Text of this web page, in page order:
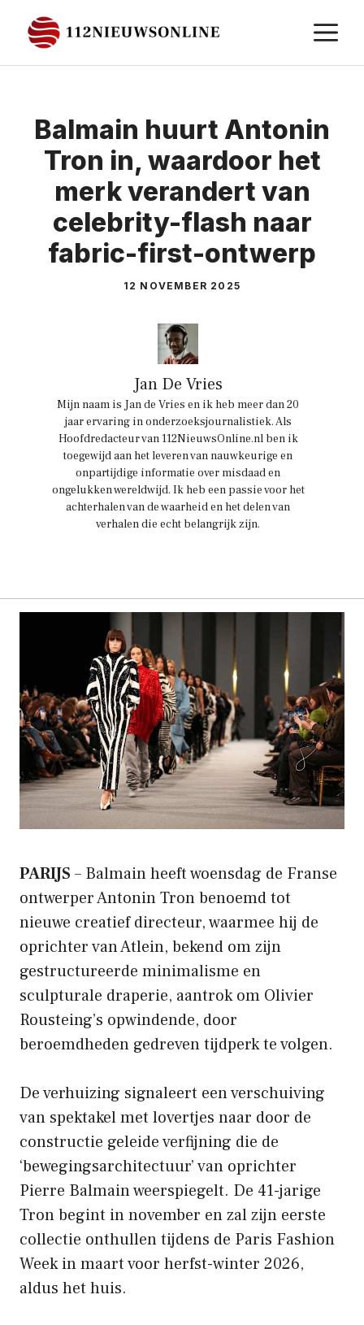
naar
de
Balmain huurt Antonin
Tron in, waardoor het
merk verandert van
celebrity-flash naar
fabric-first-ontwerp
12 NOVEMBER 2025
Jan De Vries
Mijn naam is Jan de Vries en ik heb meer dan 20
jaar ervaring in onderzoeksjournalistiek. Als
Hoofdredacteur van 112NieuwsOnline.nl ben ik
toegewijd aan het leveren van nauwkeurige en
onpartijdige informatie over misdaad en
ongelukken wereldwijd. Ik heb een passie voor het
achterhalen van de waarheid en het delen van
verhalen die echt belangrijk zijn.
PARIJS – Balmain heeft woensdag de Franse
ontwerper Antonin Tron benoemd tot
nieuwe creatief directeur, waarmee hij de
oprichter van Atlein, bekend om zijn
gestructureerde minimalisme en
sculpturale draperie, aantrok om Olivier
Rousteing’s opwindende, door
beroemdheden gedreven tijdperk te volgen.
De verhuizing signaleert een verschuiving
van spektakel met lovertjes naar door de
constructie geleide verfijning die de
‘bewegingsarchitectuur’ van oprichter
Pierre Balmain weerspiegelt. De 41-jarige
Tron begint in november en zal zijn eerste
collectie onthullen tijdens de Paris Fashion
Week in maart voor herfst-winter 2026,
aldus het huis.